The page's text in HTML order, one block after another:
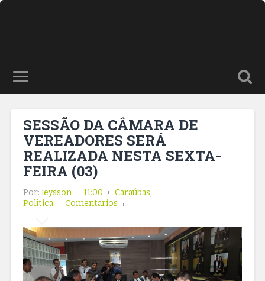
SESSÃO DA CÂMARA DE
VEREADORES SERÁ
REALIZADA NESTA SEXTA-
FEIRA (03)
Por: leysson 11:00 Caraúbas,
Política
Comentarios